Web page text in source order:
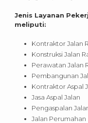
Jenis Layanan
meliputi:
Kontraktor Jalan
Konstruksi Jalan
Perawatan Jalan
Pembangunan
Kontraktor Aspal
Jasa Aspal Jalan
Pengaspalan
Jalan Perumahan